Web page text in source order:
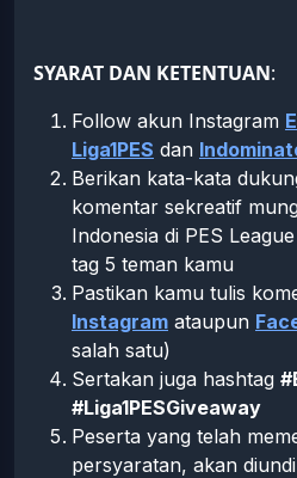
SYARAT DAN KETENTUAN:
Follow akun Instagram
Liga1PES dan
Berikan kata-kata
komentar sekreatif
Indonesia di PES
tag 5 teman kamu
Pastikan kamu tulis
Instagram ataupun
salah satu)
Sertakan juga hashtag
#Liga1PESGiveaway
Peserta yang telah
persyaratan, akan